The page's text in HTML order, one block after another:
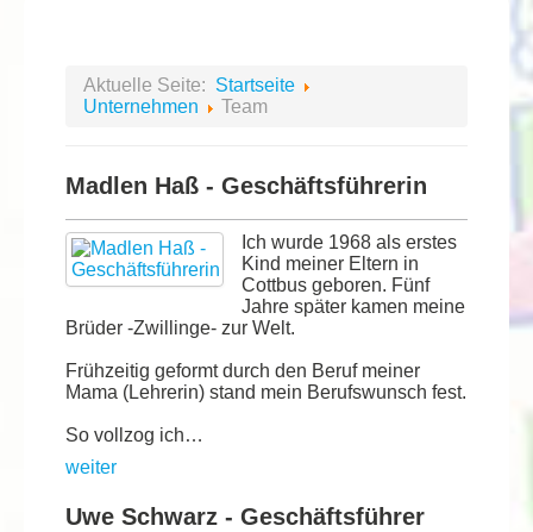
Aktuelle Seite: Startseite
Unternehmen
Team
Madlen Haß - Geschäftsführerin
Ich wurde 1968 als erstes
Kind meiner Eltern in
Cottbus geboren. Fünf
Jahre später kamen meine
Brüder -Zwillinge- zur Welt.
Frühzeitig geformt durch den Beruf meiner
Mama (Lehrerin) stand mein Berufswunsch fest.
So vollzog ich…
weiter
Uwe Schwarz - Geschäftsführer